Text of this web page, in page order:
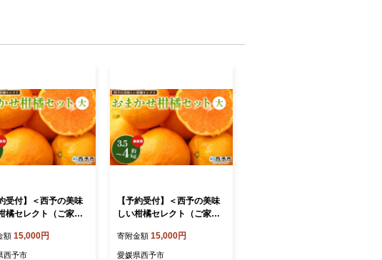
受付】＜西予の美味
橘セレクト（ご家庭
約3.5～4kg＞【2027
順次発送】 果物 く
額 15,000円
西予市
【予約受付】＜西予の美味
しい柑橘セレクト（ご家庭
（大）約3.5～4kg＞ 【202
7年1月に順次発送】果物 く
寄附金額 15,000円
愛媛県西予市